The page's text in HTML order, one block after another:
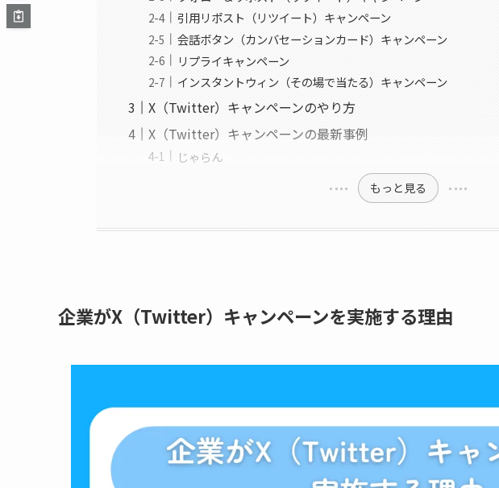
引用リポスト（リツイート）キャンペーン
会話ボタン（カンバセーションカード）キャンペーン
リプライキャンペーン
インスタントウィン（その場で当たる）キャンペーン
X（Twitter）キャンペーンのやり方
X（Twitter）キャンペーンの最新事例
じゃらん
もっと見る
企業がX（Twitter）キャンペーンを実施する理由